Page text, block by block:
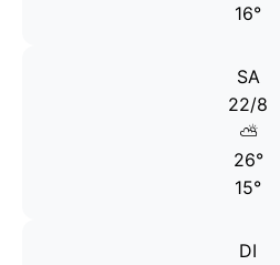
16°
SA
22/8
⛅
26°
15°
DI